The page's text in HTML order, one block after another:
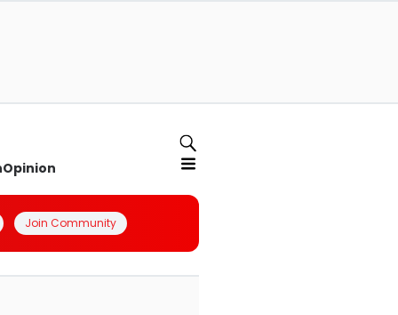
Opinion
Join Community